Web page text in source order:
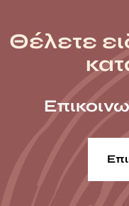
Θέλετε